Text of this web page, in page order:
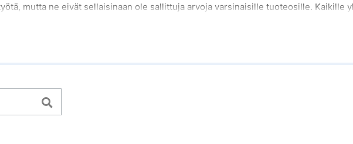
mutta ne eivät sellaisinaan ole sallittuja arvoja varsinaisille tuoteosille. Kaikille